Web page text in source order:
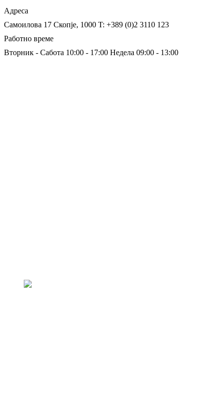
Адреса
Самоилова 17 Скопје, 1000 T: +389 (0)2 3110 123
Работно време
Вторник - Сабота 10:00 - 17:00 Недела 09:00 - 13:00